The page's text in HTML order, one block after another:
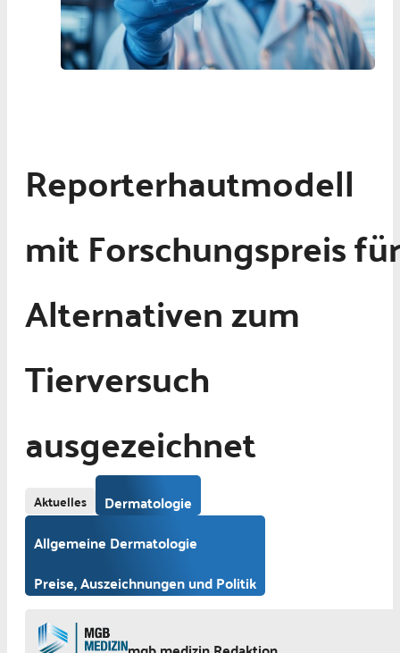
Reporterhautmodell
mit Forschungspreis für
Alternativen zum
Tierversuch
ausgezeichnet
Aktuelles
Dermatologie
Allgemeine Dermatologie
Preise, Auszeichnungen und Politik